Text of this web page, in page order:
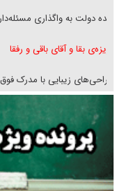
دنده دولت به واگذاری
غریزه‌ی بقا و آقای باقی و رفقا
جراحی‌های زیبایی با مدرک
گفت‌وگو با همسر یکی از
انگشت‌های پا شناسایی کردیم
نسلی که آنلاین الگو می‌گیرد